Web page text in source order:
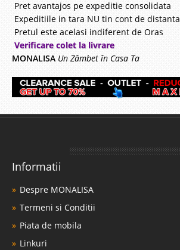
Pret avantajos pe expeditie consolidata
Expeditiile in tara NU tin cont de distanta
Pretul este acelasi indiferent de Oras
Verificare colet la livrare
MONALISA Un Zâmbet în Casa Ta
Informatii
Despre MONALISA
Termeni si Conditii
Piata de mobila
Linkuri